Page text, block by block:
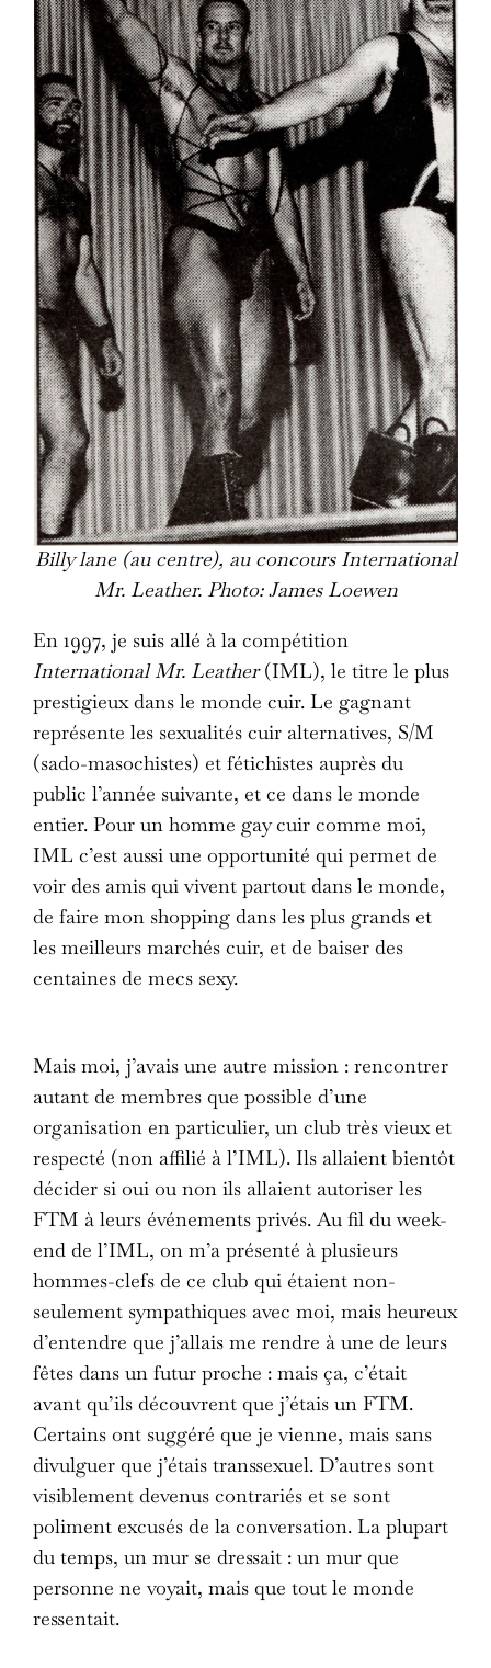
Billy lane (au centre), au concours International
Mr. Leather. Photo: James Loewen
En 1997, je suis allé à la compétition
International Mr. Leather(IML), le titre le plus
prestigieux dans le monde cuir. Le gagnant
représente les sexualités cuir alternatives, S/M
(sado-masochistes) et fétichistes auprès du
public l’année suivante, et ce dans le monde
entier. Pour un homme gay cuir comme moi,
IML c’est aussi une opportunité qui permet de
voir des amis qui vivent partout dans le monde,
de faire mon shopping dans les plus grands et
les meilleurs marchés cuir, et de baiser des
centaines de mecs sexy.
Mais moi, j’avais une autre mission : rencontrer
autant de membres que possible d’une
organisation en particulier, un club très vieux et
respecté (non affilié à l’IML). Ils allaient bientôt
décider si oui ou non ils allaient autoriser les
FTM à leurs événements privés. Au fil du week-
end de l’IML, on m’a présenté à plusieurs
hommes-clefs de ce club qui étaient non-
seulement sympathiques avec moi, mais heureux
d’entendre que j’allais me rendre à une de leurs
fêtes dans un futur proche : mais ça, c’était
avant qu’ils découvrent que j’étais un FTM.
Certains ont suggéré que je vienne, mais sans
divulguer que j’étais transsexuel. D’autres sont
visiblement devenus contrariés et se sont
poliment excusés de la conversation. La plupart
du temps, un mur se dressait : un mur que
personne ne voyait, mais que tout le monde
ressentait.